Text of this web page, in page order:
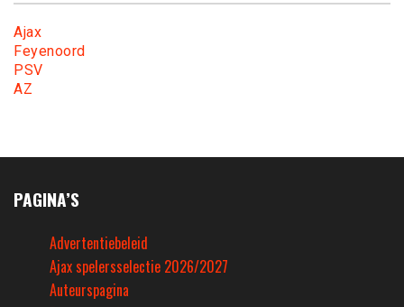
Ajax
Feyenoord
PSV
AZ
PAGINA’S
Advertentiebeleid
Ajax spelersselectie 2026/2027
Auteurspagina